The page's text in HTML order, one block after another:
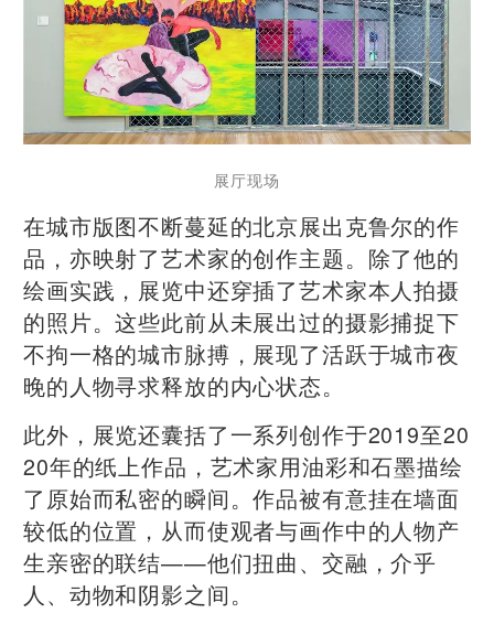
展厅现场
在城市版图不断蔓延的北京展出克鲁尔的作
品，亦映射了艺术家的创作主题。除了他的
绘画实践，展览中还穿插了艺术家本人拍摄
的照片。这些此前从未展出过的摄影捕捉下
不拘一格的城市脉搏，展现了活跃于城市夜
晚的人物寻求释放的内心状态。
此外，展览还囊括了一系列创作于2019至20
20年的纸上作品，艺术家用油彩和石墨描绘
了原始而私密的瞬间。作品被有意挂在墙面
较低的位置，从而使观者与画作中的人物产
生亲密的联结——他们扭曲、交融，介乎
人、动物和阴影之间。